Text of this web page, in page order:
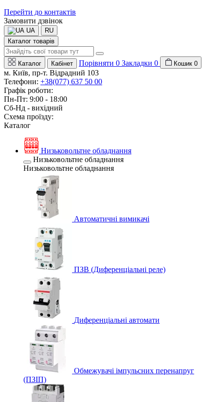
Перейти до контактів
Замовити дзвінок
UA
RU
Каталог товарів
Каталог Кабінет Порівняти 0 Закладки 0 Кошик 0
м. Київ, пр-т. Відрадний 103
Телефони: +38(077) 637 50 00
Графік роботи:
Пн-Пт: 9:00 - 18:00
Сб-Нд - вихідний
Схема проїзду:
Каталог
Низьковольтне обладнання
Низьковольтне обладнання
Низьковольтне обладнання
Автоматичні вимикачі
ПЗВ (Диференціальні реле)
Диференціальні автомати
Обмежувачі імпульсних перенапруг
(ПЗІП)